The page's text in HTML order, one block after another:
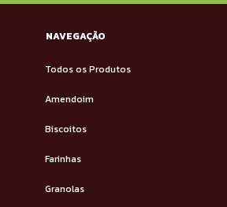
NAVEGAÇÃO
Todos os Produtos
Amendoim
Biscoitos
Farinhas
Granolas